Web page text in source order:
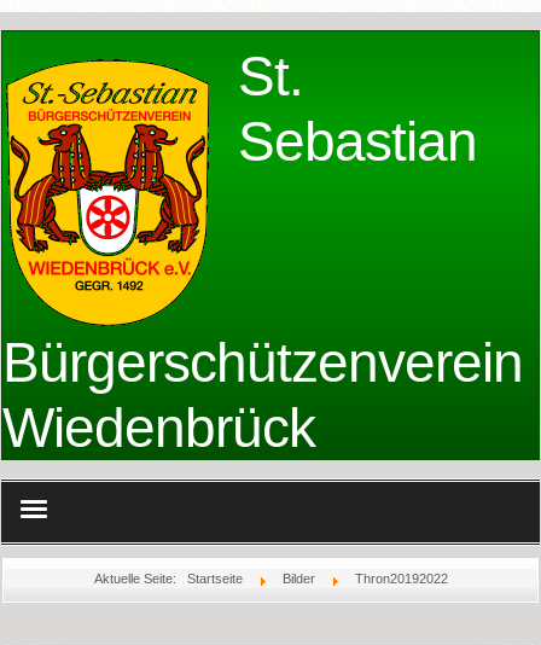
St.
Sebastian
Bürgerschützenverein
Wiedenbrück
Aktuelle Seite: Startseite Bilder Thron20192022